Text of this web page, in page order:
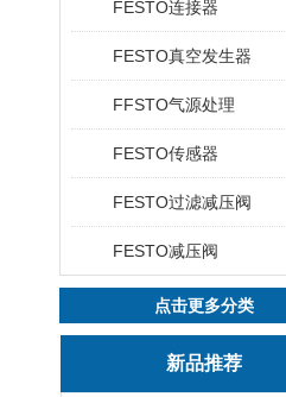
FESTO连接器
FESTO真空发生器
FFSTO气源处理
FESTO传感器
FESTO过滤减压阀
FESTO减压阀
点击更多分类
新品推荐